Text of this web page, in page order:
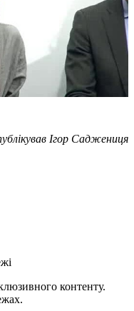
Ігор Саджениця
контенту.